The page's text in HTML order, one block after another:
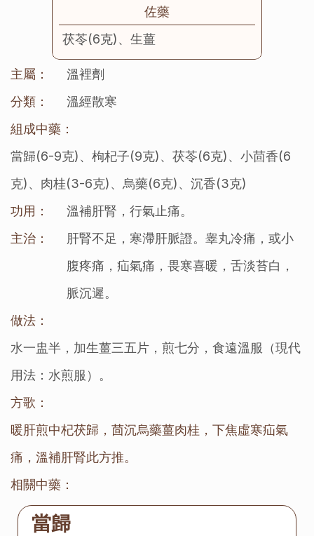
佐藥
茯苓(6克)、生薑
主屬：
溫裡劑
分類：
溫經散寒
組成中藥：
當歸(6-9克)、枸杞子(9克)、茯苓(6克)、小茴香(6
克)、肉桂(3-6克)、烏藥(6克)、沉香(3克)
功用：
溫補肝腎，行氣止痛。
主治：
肝腎不足，寒滯肝脈證。睾丸冷痛，或小
腹疼痛，疝氣痛，畏寒喜暖，舌淡苔白，
脈沉遲。
做法：
水一盅半，加生薑三五片，煎七分，食遠溫服（現代
用法：水煎服）。
方歌：
暖肝煎中杞茯歸，茴沉烏藥薑肉桂，下焦虛寒疝氣
痛，溫補肝腎此方推。
相關中藥：
當歸